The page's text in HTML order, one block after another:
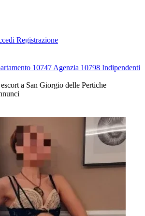
Registrazione
10747 Agenzia 10798 Indipendenti
a San Giorgio delle Pertiche